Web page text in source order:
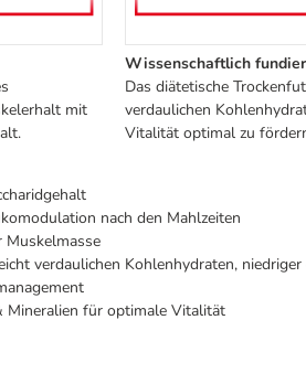
mit
Wissenschaftlich
Das diätetische
verdaulichen
Vitalität optimal zu
nach den Mahlzeiten
verdaulichen Kohlenhydraten,
für optimale Vitalität